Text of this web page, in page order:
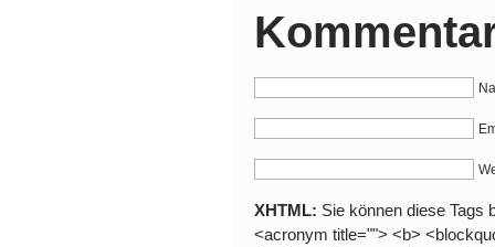
XHTML: Sie können diese Tags
<acronym title=""> <b>